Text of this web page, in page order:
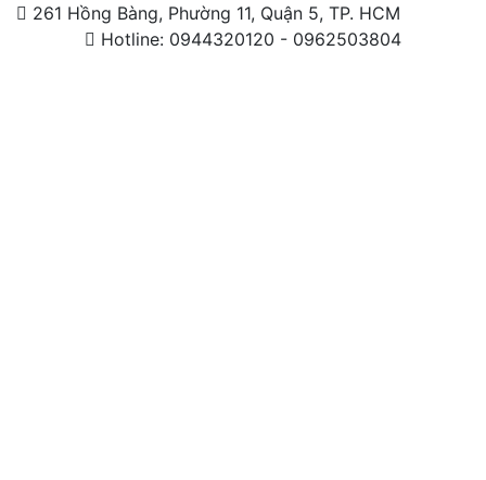
261 Hồng Bàng, Phường 11, Quận 5, TP. HCM
Hotline: 0944320120 - 0962503804